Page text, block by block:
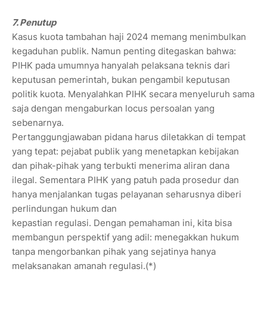
7. Penutup
Kasus kuota tambahan haji 2024 memang menimbulkan
kegaduhan publik. Namun penting ditegaskan bahwa:
PIHK pada umumnya hanyalah pelaksana teknis dari
keputusan pemerintah, bukan pengambil keputusan
politik kuota. Menyalahkan PIHK secara menyeluruh sama
saja dengan mengaburkan locus persoalan yang
sebenarnya.
Pertanggungjawaban pidana harus diletakkan di tempat
yang tepat: pejabat publik yang menetapkan kebijakan
dan pihak-pihak yang terbukti menerima aliran dana
ilegal. Sementara PIHK yang patuh pada prosedur dan
hanya menjalankan tugas pelayanan seharusnya diberi
perlindungan hukum dan
kepastian regulasi. Dengan pemahaman ini, kita bisa
membangun perspektif yang adil: menegakkan hukum
tanpa mengorbankan pihak yang sejatinya hanya
melaksanakan amanah regulasi.(*)